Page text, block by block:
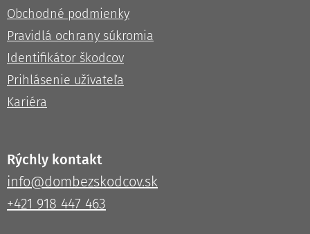
Obchodné podmienky
Pravidlá ochrany súkromia
Identifikátor škodcov
Prihlásenie užívateľa
Kariéra
Rýchly kontakt
info@dombezskodcov.sk
+421 918 447 463